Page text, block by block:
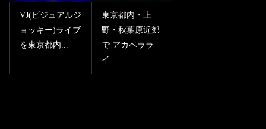
VJ(ビジュアルジ
ョッキー)ライブ
を東京都内...
東京都内・上
野・秋葉原近郊
で アカペララ
イ...